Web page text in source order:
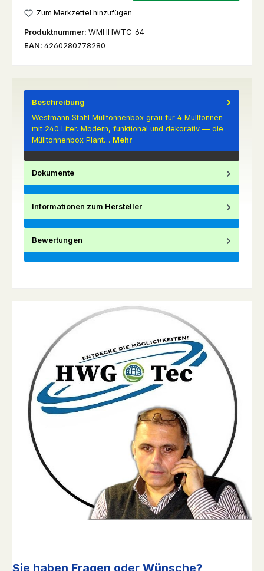
Zum Merkzettel hinzufügen
Produktnummer: WMHHWTC-64
EAN: 4260280778280
Beschreibung
Westmann Stahl Mülltonnenbox grau für 4 Mülltonnen
mit 240 Liter. Modern, funktional und dekorativ — die
Mülltonnenbox Plant… Mehr
Dokumente
Informationen zum Hersteller
Bewertungen
Sie haben Fragen oder Wünsche?